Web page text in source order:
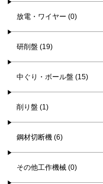
放電・ワイヤー (0)
研削盤 (19)
中ぐり・ボール盤 (15)
削り盤 (1)
鋼材切断機 (6)
その他工作機械 (0)